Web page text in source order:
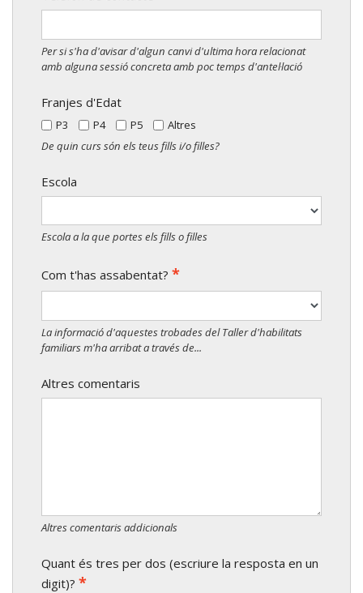
Per si s'ha d'avisar d'algun canvi d'ultima hora relacionat
amb alguna sessió concreta amb poc temps d'antel·lació
Franjes d'Edat
P3 P4 P5
Altres
De quin curs són els teus fills i/o filles?
Escola
Escola a la que portes els fills o filles
Com t'has assabentat? *
La informació d'aquestes trobades del Taller d'habilitats
familiars m'ha arribat a través de...
Altres comentaris
Altres comentaris addicionals
Quant és tres per dos (escriure la resposta en un
digit)? *